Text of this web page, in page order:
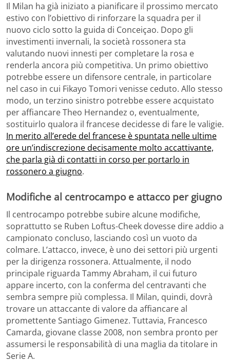
Il Milan ha già iniziato a pianificare il prossimo mercato
estivo con l’obiettivo di rinforzare la squadra per il
nuovo ciclo sotto la guida di Conceiçao. Dopo gli
investimenti invernali, la società rossonera sta
valutando nuovi innesti per completare la rosa e
renderla ancora più competitiva. Un primo obiettivo
potrebbe essere un difensore centrale, in particolare
nel caso in cui Fikayo Tomori venisse ceduto. Allo stesso
modo, un terzino sinistro potrebbe essere acquistato
per affiancare Theo Hernandez o, eventualmente,
sostituirlo qualora il francese decidesse di fare le valigie.
In merito all’erede del francese è spuntata nelle ultime
ore un’indiscrezione decisamente molto accattivante,
che parla già di contatti in corso per portarlo in
rossonero a giugno.
Modifiche al centrocampo e attacco per giugno
Il centrocampo potrebbe subire alcune modifiche,
soprattutto se Ruben Loftus-Cheek dovesse dire addio a
campionato concluso, lasciando così un vuoto da
colmare. L’attacco, invece, è uno dei settori più urgenti
per la dirigenza rossonera. Attualmente, il nodo
principale riguarda Tammy Abraham, il cui futuro
appare incerto, con la conferma del centravanti che
sembra sempre più complessa. Il Milan, quindi, dovrà
trovare un attaccante di valore da affiancare al
promettente Santiago Gimenez. Tuttavia, Francesco
Camarda, giovane classe 2008, non sembra pronto per
assumersi le responsabilità di una maglia da titolare in
Serie A.